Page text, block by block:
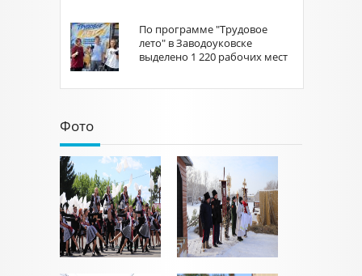
По программе "Трудовое
лето" в Заводоуковске
выделено 1 220 рабочих мест
Фото